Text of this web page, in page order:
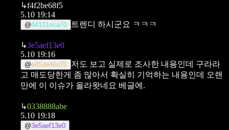
↳f4f2be68f5
5.10 19:14
@44131eca70 트렌디 하시군요 ㅋㅋㅋ
↳3e5aef13e0
5.10 19:16
@e45de46d70 저도 보고 실제로 조사한 내용인데 구라라
고 매도당한게 좀 많아서 확실히 기억하는 내용인데
오랜
만에 이 이슈가 올라왓네요 베글에.
↳0338888abe
5.10 19:18
@3e5aef13e0